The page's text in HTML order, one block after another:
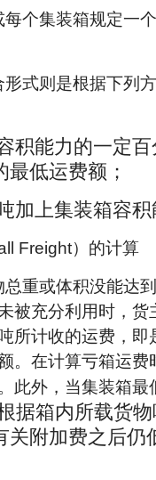
个集装箱规定一
式则是根据下列
积能力的一定
低运费额；
加上集装箱容
Freight）的计算
重或体积没能达
被充分利用时，
所计收的运费，
。在计算亏箱运
此外，当集装箱最
据箱内所载货
关附加费之后仍